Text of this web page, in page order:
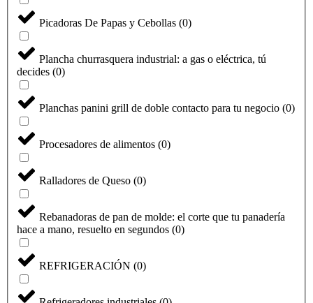
Picadoras De Papas y Cebollas (0)
Plancha churrasquera industrial: a gas o eléctrica, tú
decides (0)
Planchas panini grill de doble contacto para tu negocio (0)
Procesadores de alimentos (0)
Ralladores de Queso (0)
Rebanadoras de pan de molde: el corte que tu panadería
hace a mano, resuelto en segundos (0)
REFRIGERACIÓN (0)
¿Cómo calificarías tu experiencia?
Seleccione
una
opción
de
1
a
5
No fue buena